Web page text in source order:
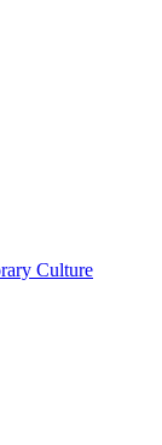
Culture